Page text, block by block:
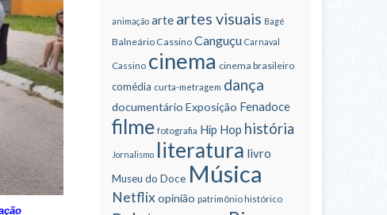
animação arte artes visuais Bagé
Balneário Cassino Canguçu Carnaval
Cassino cinema cinema brasileiro
comédia curta-metragem dança
documentário Exposição Fenadoce
filme fotografia Hip Hop história
Jornalismo literatura livro
Museu do Doce Música
Netflixopinião patrimônio histórico